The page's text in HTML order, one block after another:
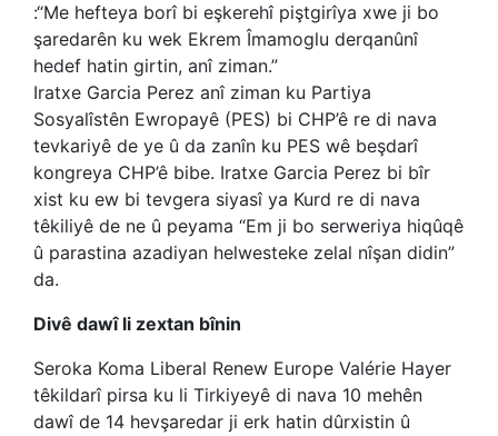
:“Me hefteya borî bi eşkerehî piştgirîya xwe ji bo
şaredarên ku wek Ekrem Îmamoglu derqanûnî
hedef hatin girtin, anî ziman.”
Iratxe Garcia Perez anî ziman ku Partiya
Sosyalîstên Ewropayê (PES) bi CHP’ê re di nava
tevkariyê de ye û da zanîn ku PES wê beşdarî
kongreya CHP’ê bibe. Iratxe Garcia Perez bi bîr
xist ku ew bi tevgera siyasî ya Kurd re di nava
têkiliyê de ne û peyama “Em ji bo serweriya hiqûqê
û parastina azadiyan helwesteke zelal nîşan didin”
da.
Divê dawî li zextan bînin
Seroka Koma Liberal Renew Europe Valérie Hayer
têkildarî pirsa ku li Tirkiyeyê di nava 10 mehên
dawî de 14 hevşaredar ji erk hatin dûrxistin û